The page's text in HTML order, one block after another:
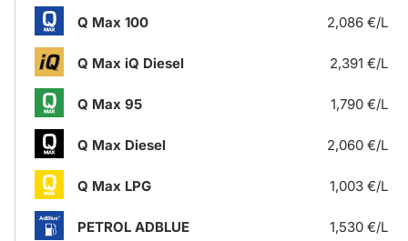
Q Max 100 2,086 €/L
Q Max iQ Diesel 2,391 €/L
Q Max 95 1,790 €/L
Q Max Diesel 2,060 €/L
Q Max LPG 1,003 €/L
PETROL ADBLUE 1,530 €/L